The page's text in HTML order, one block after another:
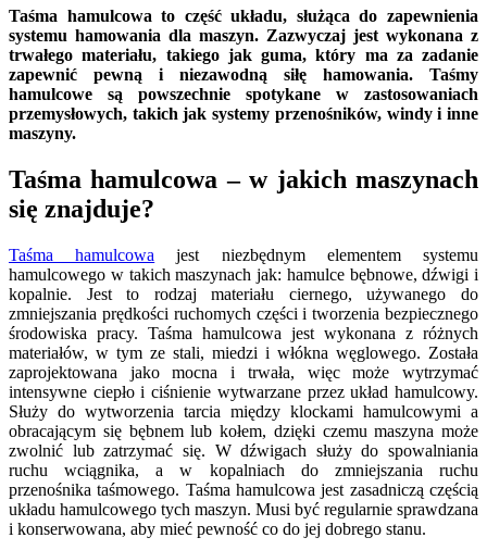
Taśma hamulcowa to część układu, służąca do zapewnienia
systemu hamowania dla maszyn. Zazwyczaj jest wykonana z
trwałego materiału, takiego jak guma, który ma za zadanie
zapewnić pewną i niezawodną siłę hamowania. Taśmy
hamulcowe są powszechnie spotykane w zastosowaniach
przemysłowych, takich jak systemy przenośników, windy i inne
maszyny.
Taśma hamulcowa – w jakich maszynach
się znajduje?
Taśma hamulcowa jest niezbędnym elementem systemu
hamulcowego w takich maszynach jak: hamulce bębnowe, dźwigi i
kopalnie. Jest to rodzaj materiału ciernego, używanego do
zmniejszania prędkości ruchomych części i tworzenia bezpiecznego
środowiska pracy. Taśma hamulcowa jest wykonana z różnych
materiałów, w tym ze stali, miedzi i włókna węglowego. Została
zaprojektowana jako mocna i trwała, więc może wytrzymać
intensywne ciepło i ciśnienie wytwarzane przez układ hamulcowy.
Służy do wytworzenia tarcia między klockami hamulcowymi a
obracającym się bębnem lub kołem, dzięki czemu maszyna może
zwolnić lub zatrzymać się. W dźwigach służy do spowalniania
ruchu wciągnika, a w kopalniach do zmniejszania ruchu
przenośnika taśmowego. Taśma hamulcowa jest zasadniczą częścią
układu hamulcowego tych maszyn. Musi być regularnie sprawdzana
i konserwowana, aby mieć pewność co do jej dobrego stanu.